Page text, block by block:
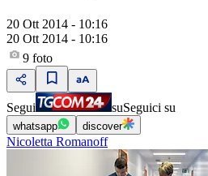
20 Ott 2014 - 10:16
20 Ott 2014 - 10:16
9 foto
Segui suSeguici su
whatsapp discover
Nicoletta Romanoff